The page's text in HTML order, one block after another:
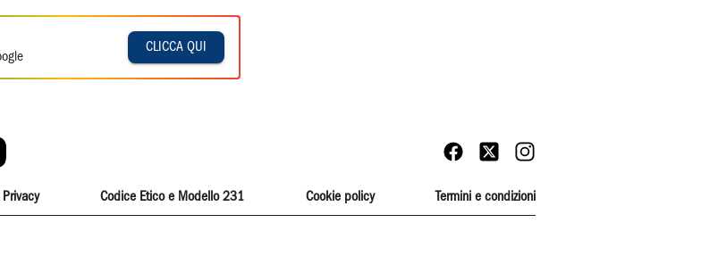
CLICCA QUI
Privacy Codice Etico e Modello 231 Cookie policy Termini e condizioni